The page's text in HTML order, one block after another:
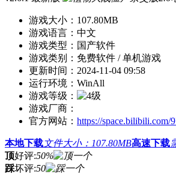
游戏大小： 107.80MB
游戏语言： 中文
游戏类型： 国产软件
游戏类别： 免费软件 / 单机游戏
更新时间： 2024-11-04 09:58
运行环境： WinAll
游戏等级：
游戏厂商：
官方网站： https://space.bilibili.com/
本地下载文件大小：107.80MB高速下载
顶好评:50%
踩坏评:50